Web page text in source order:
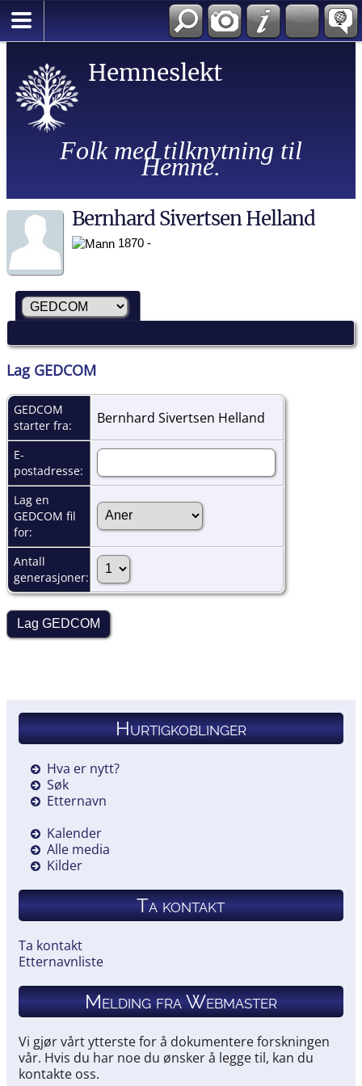
Hemneslekt
Folk med tilknytning til
Hemne.
Bernhard Sivertsen Helland
1870 -
Lag GEDCOM
GEDCOM
starter fra:
Bernhard Sivertsen Helland
E-
postadresse:
Lag en
GEDCOM fil
for:
Antall
generasjoner:
Hurtigkoblinger
Hva er nytt?
Søk
Etternavn
Kalender
Alle media
Kilder
Ta kontakt
Ta kontakt
Etternavnliste
Melding fra Webmaster
Vi gjør vårt ytterste for å dokumentere forskningen
vår. Hvis du har noe du ønsker å legge til, kan du
kontakte oss.